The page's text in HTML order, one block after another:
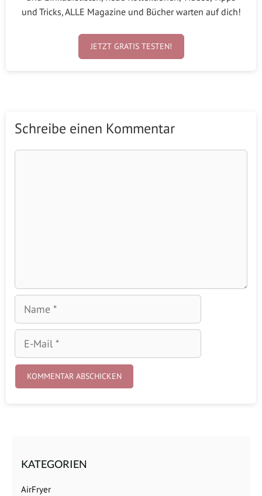
und Tricks, ALLE Magazine und Bücher warten auf dich!
JETZT GRATIS TESTEN!
Schreibe einen Kommentar
Kommentar
Name
E-
Mail
KATEGORIEN
AirFryer